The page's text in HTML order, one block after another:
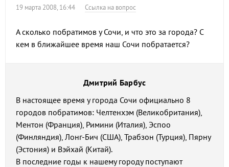
19 марта 2008, 16:44 Ссылка на вопрос
А сколько побратимов у Сочи, и что это за города? С
кем в ближайшее время наш Сочи побратается?
Дмитрий Барбус
В настоящее время у города Сочи официально 8
городов побратимов: Челтенхэм (Великобритания),
Ментон (Франция), Римини (Италия), Эспоо
(Финляндия), Лонг-Бич (США), Трабзон (Турция), Пярну
(Эстония) и Вэйхай (Китай).
В последние годы к нашему городу поступают